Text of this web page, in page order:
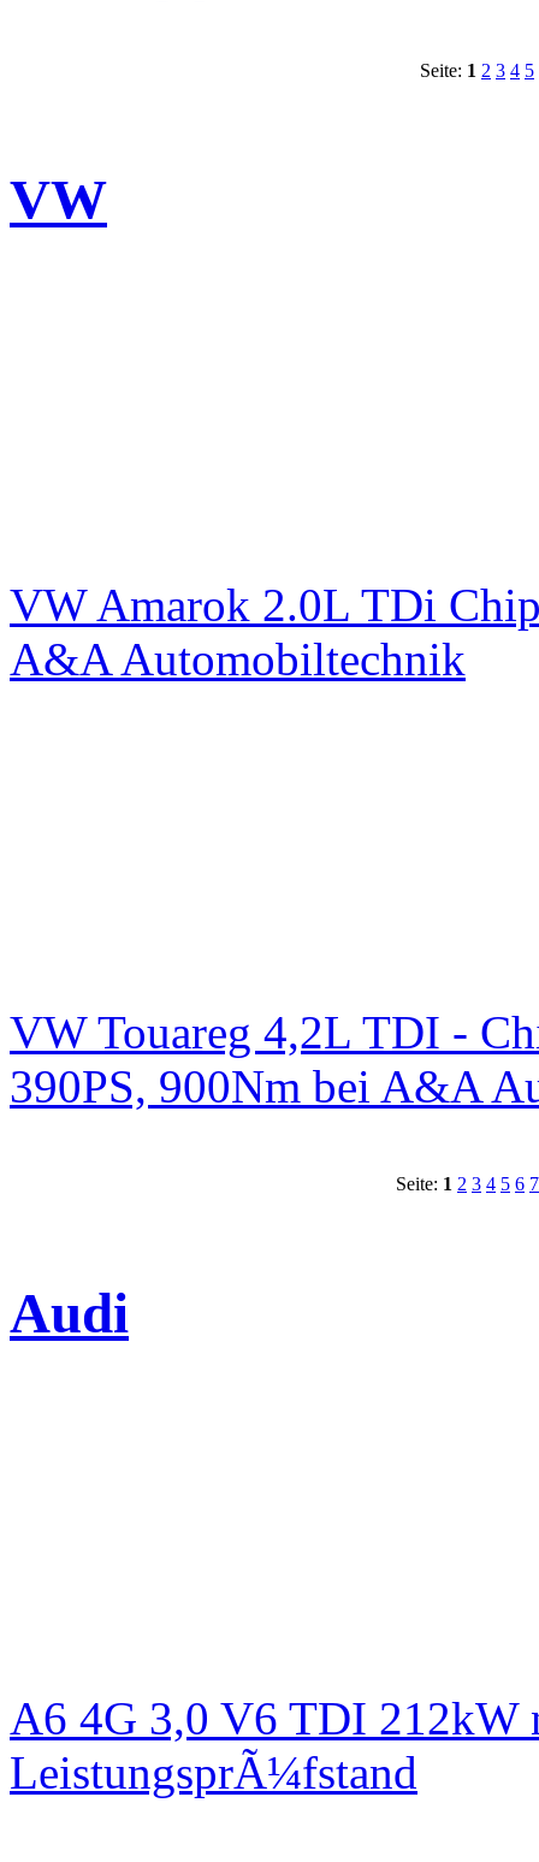
Seite: 1 2 3 4 5
VW
VW Amarok 2.0L TDi
A&A Automobiltechnik
VW Touareg 4,2L TDI -
390PS, 900Nm bei A&A
Seite: 1 2 3 4 5 6 7
Audi
A6 4G 3,0 V6 TDI 212kW
LeistungsprÃ¼fstand